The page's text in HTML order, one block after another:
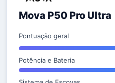
Mova P50 Pro Ultra
Pontuação geral
Potência e Bateria